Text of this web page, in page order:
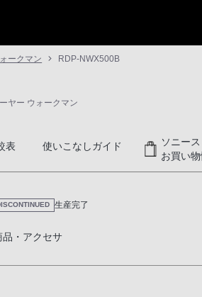
ークマン RDP-NWX500B
ヤー ウォークマン
表 使いこなしガイド
ソニー
お買い
生産完了
テクノロジー」
品・アクセサ